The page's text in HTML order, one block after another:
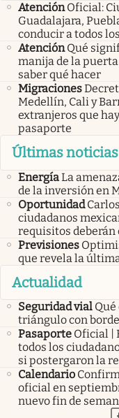
Atención Oficial:
Guadalajara,
conducir a todos
Atención Qué
manija de la
saber qué hacer
Migraciones
Medellín, Cali y
extranjeros que
pasaporte
Últimas noticias
EnergíaLa
de la inversión en
Oportunidad
ciudadanos
requisitos
Previsiones
que revela la
Actualidad
Seguridad vial
triángulo con
Pasaporte Oficial |
todos los
si postergaron la
Calendario
oficial en
nuevo fin de